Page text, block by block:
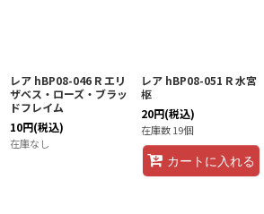
レア hBP08-046 R エリ
ザベス・ローズ・ブラッ
ドフレイム
10円(税込)
在庫なし
レア hBP08-051 R 水宮
枢
20円(税込)
在庫数 19個
カートに入れる